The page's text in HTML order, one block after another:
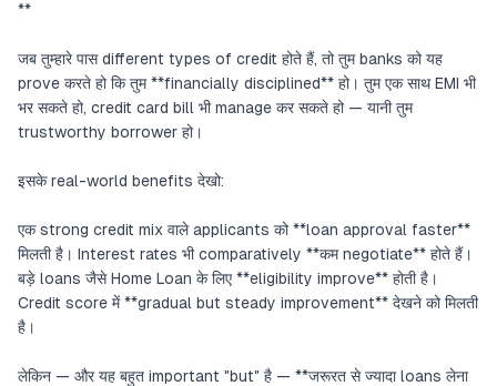
**
जब तुम्हारे पास different types of credit होते हैं, तो तुम banks को यह
prove करते हो कि तुम **financially disciplined** हो। तुम एक साथ EMI भी
भर सकते हो, credit card bill भी manage कर सकते हो — यानी तुम
trustworthy borrower हो।
इसके real-world benefits देखो:
एक strong credit mix वाले applicants को **loan approval faster**
मिलती है। Interest rates भी comparatively **कम negotiate** होते हैं।
बड़े loans जैसे Home Loan के लिए **eligibility improve** होती है।
Credit score में **gradual but steady improvement** देखने को मिलती
है।
लेकिन — और यह बहुत important "but" है — **जरूरत से ज्यादा loans लेना